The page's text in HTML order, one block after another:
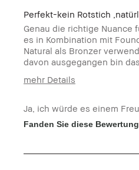
Perfekt-kein Rotstich
Genau die richtige Nuance
es in Kombination mit
Natural als Bronzer
davon ausgegangen bin
mehr Details
Hauttyp
Hautton
Hell -
Produktvorteile
Ja, ich würde es einem
Fanden Sie diese